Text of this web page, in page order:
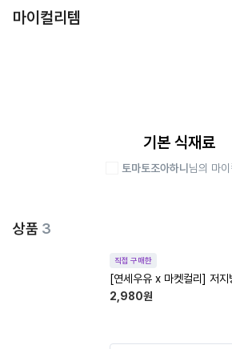
마이컬리템
기본 식재료
토마토조아하니 님의 마
상품 3
직접 구매한
[연세우유 x 마켓컬리] 저
2,980원